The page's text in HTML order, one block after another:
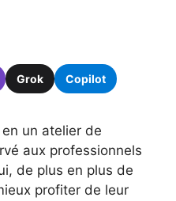
Grok Copilot
un atelier de
aux professionnels
de plus en plus de
profiter de leur